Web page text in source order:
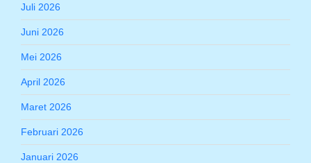
Juli 2026
Juni 2026
Mei 2026
April 2026
Maret 2026
Februari 2026
Januari 2026